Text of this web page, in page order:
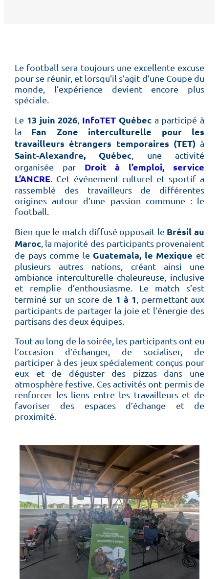
Le football sera toujours une excellente excuse
pour se réunir, et lorsqu’il s’agit d’une Coupe du
monde, l’expérience devient encore plus
spéciale.
Le 13 juin 2026 InfoTET Québeca participé à
la Fan Zone interculturelle pour les
travailleurs étrangers temporaires (TET)à
Saint-Alexandre, Québec , une activité
organisée par Droit à l’emploi, service
L’ANCRE . Cet événement culturel et sportif a
rassemblé des travailleurs de différentes
origines autour d’une passion commune : le
football.
Bien que le match diffusé opposait le Brésil au
Maroc , la majorité des participants provenaient
de pays comme le Guatemala, le Mexique et
plusieurs autres nations, créant ainsi une
ambiance interculturelle chaleureuse, inclusive
et remplie d’enthousiasme. Le match s’est
terminé sur un score de 1 à 1
, permettant aux
participants de partager la joie et l’énergie des
partisans des deux équipes.
Tout au long de la soirée, les participants ont eu
l’occasion d’échanger, de socialiser, de
participer à des jeux spécialement conçus pour
eux et de déguster des pizzas dans une
atmosphère festive. Ces activités ont permis de
renforcer les liens entre les travailleurs et de
favoriser des espaces d’échange et de
proximité.